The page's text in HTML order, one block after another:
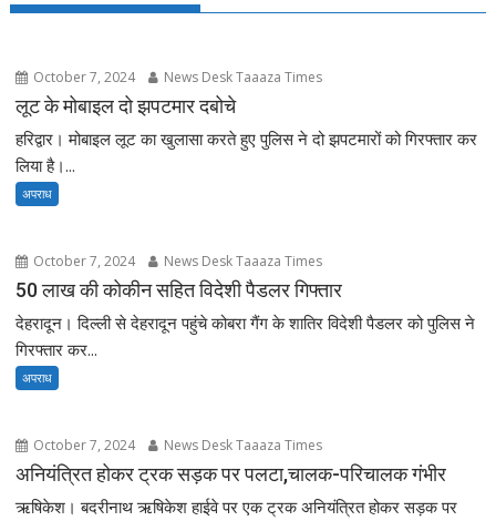
October 7, 2024 News Desk Taaaza Times
लूट के मोबाइल दो झपटमार दबोचे
हरिद्वार। मोबाइल लूट का खुलासा करते हुए पुलिस ने दो झपटमारों को गिरफ्तार कर
लिया है।...
अपराध
October 7, 2024 News Desk Taaaza Times
50 लाख की कोकीन सहित विदेशी पैडलर गिफ्तार
देहरादून। दिल्ली से देहरादून पहुंचे कोबरा गैंग के शातिर विदेशी पैडलर को पुलिस ने
गिरफ्तार कर...
अपराध
October 7, 2024 News Desk Taaaza Times
अनियंत्रित होकर ट्रक सड़क पर पलटा,चालक-परिचालक गंभीर
ऋषिकेश। बदरीनाथ ऋषिकेश हाईवे पर एक ट्रक अनियंत्रित होकर सड़क पर